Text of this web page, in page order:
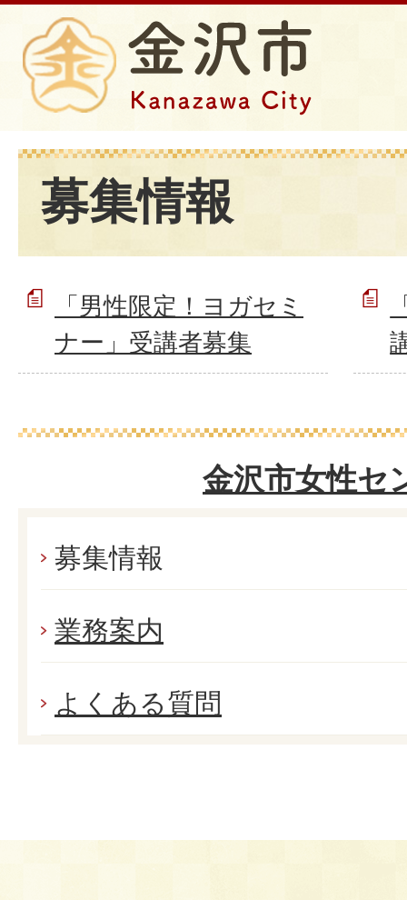
募集情報
「男性限定！ヨガセミ
ナー」受講者募集
金沢市女性セ
募集情報
業務案内
よくある質問